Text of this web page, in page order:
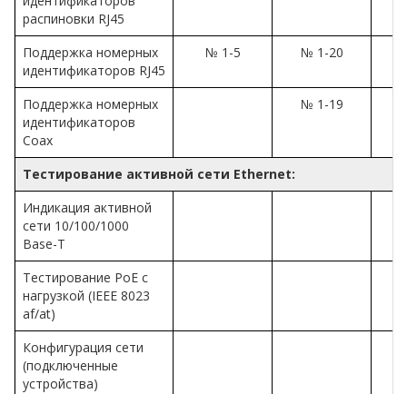
распиновки RJ45
Поддержка номерных
идентификаторов RJ45
№ 1-5 № 1-20
Поддержка номерных
идентификаторов
Coax
№ 1-19
Тестирование активной сети Ethernet:
Индикация активной
сети 10/100/1000
Base-T
Тестирование PoE с
нагрузкой (IEEE 8023
af/at)
Конфигурация сети
(подключенные
устройства)